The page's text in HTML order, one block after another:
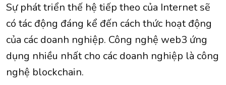
Sự phát triển thế hệ tiếp theo của Internet sẽ
có tác động đáng kể đến cách thức hoạt động
của các doanh nghiệp. Công nghệ web3 ứng
dụng nhiều nhất cho các doanh nghiệp là công
nghệ blockchain.